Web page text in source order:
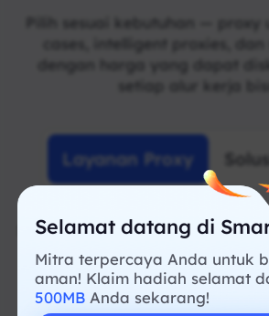
Pilih sesuai kebutuhan — proxy
cases, intelligent proxies, dan
dengan harga yang dapat
setiap alur kerja
Layanan Proxy
Solusi Proxy Cepat & Besar
Selamat datang di
Mitra terpercaya Anda untuk
aman! Klaim hadiah selamat
500MB Anda sekarang!